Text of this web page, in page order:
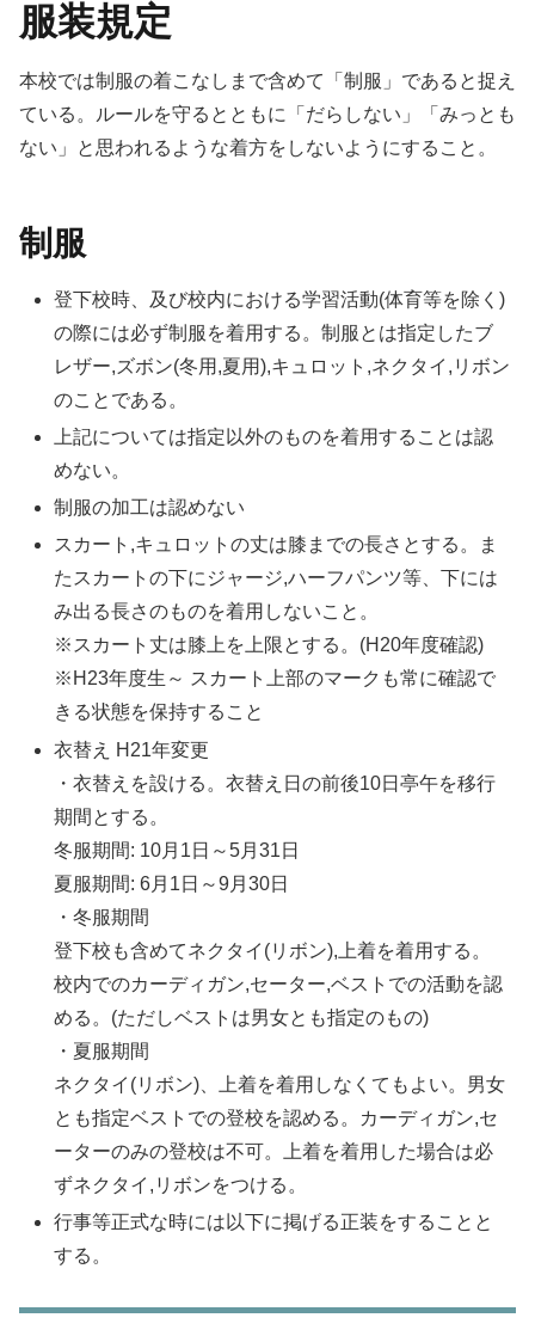
服装規定
本校では制服の着こなしまで含めて「制服」であると捉え
ている。ルールを守るとともに「だらしない」「みっとも
ない」と思われるような着方をしないようにすること。
制服
登下校時、及び校内における学習活動(体育等を除く)
の際には必ず制服を着用する。制服とは指定したブ
レザー,ズボン(冬用,夏用),キュロット,ネクタイ,リボン
のことである。
上記については指定以外のものを着用することは認
めない。
制服の加工は認めない
スカート,キュロットの丈は膝までの長さとする。ま
たスカートの下にジャージ,ハーフパンツ等、下には
み出る長さのものを着用しないこと。
※スカート丈は膝上を上限とする。(H20年度確認)
※H23年度生～ スカート上部のマークも常に確認で
きる状態を保持すること
衣替え H21年変更
・衣替えを設ける。衣替え日の前後10日亭午を移行
期間とする。
冬服期間: 10月1日～5月31日
夏服期間: 6月1日～9月30日
・冬服期間
登下校も含めてネクタイ(リボン),上着を着用する。
校内でのカーディガン,セーター,ベストでの活動を認
める。(ただしベストは男女とも指定のもの)
・夏服期間
ネクタイ(リボン)、上着を着用しなくてもよい。男女
とも指定ベストでの登校を認める。カーディガン,セ
ーターのみの登校は不可。上着を着用した場合は必
ずネクタイ,リボンをつける。
行事等正式な時には以下に掲げる正装をすることと
する。